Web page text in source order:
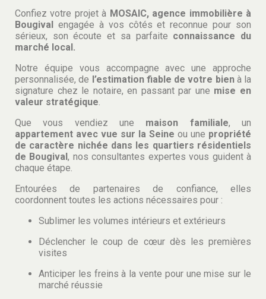
Confiez votre projet à MOSAIC, agence immobilière à
Bougival engagée à vos côtés et reconnue pour son
sérieux, son écoute et sa parfaite connaissance du
marché local.
Notre équipe vous accompagne avec une approche
personnalisée, de l’estimation fiable de votre bienà la
signature chez le notaire, en passant par une mise en
valeur stratégique.
Que vous vendiez une maison familiale, un
appartement avec vue sur la Seine ou une propriété
de caractère nichée dans les quartiers résidentiels
de Bougival, nos consultantes expertes vous guident à
chaque étape.
Entourées de partenaires de confiance, elles
coordonnent toutes les actions nécessaires pour :
Sublimer les volumes intérieurs et extérieurs
Déclencher le coup de cœur dès les premières
visites
Anticiper les freins à la vente pour une mise sur le
marché réussie